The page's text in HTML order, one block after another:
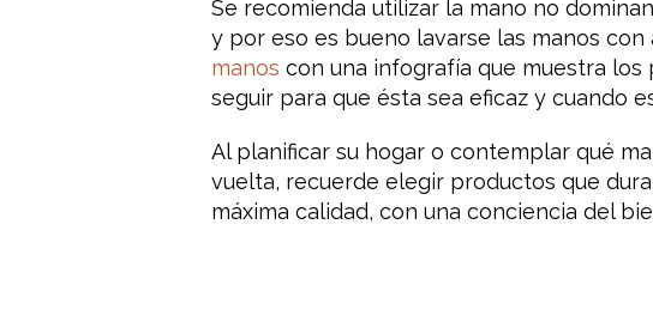
Se recomienda utilizar la mano no
y por eso es bueno lavarse las manos con
manos con una infografía que muestra
seguir para que ésta sea eficaz y cuando
Al planificar su hogar o contemplar qué
vuelta, recuerde elegir productos que
máxima calidad, con una conciencia del